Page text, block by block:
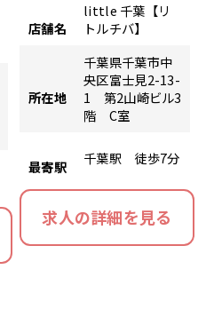
店舗名
little 千葉【リ
トルチバ】
所在地
千葉県千葉市中
央区富士見2-13-
1 第2山崎ビル3
階 C室
最寄駅 千葉駅 徒歩7分
求人の詳細を見る